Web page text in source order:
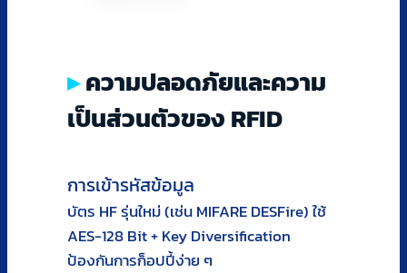
ความปลอดภัยและความ
เป็นส่วนตัวของ RFID
การเข้ารหัสข้อมูล
บัตร HF รุ่นใหม่ (เช่น MIFARE DESFire) ใช้
AES-128 Bit + Key Diversification
ป้องกันการก็อปปี้ง่าย ๆ